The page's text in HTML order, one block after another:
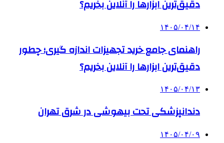
دقیق‌ترین ابزارها را آنلاین بخریم؟
۱۴۰۵/۰۴/۱۴
راهنمای جامع خرید تجهیزات اندازه گیری؛ چطور
دقیق‌ترین ابزارها را آنلاین بخریم؟
۱۴۰۵/۰۴/۱۳
دندانپزشکی تحت بیهوشی در شرق تهران
۱۴۰۵/۰۴/۰۹